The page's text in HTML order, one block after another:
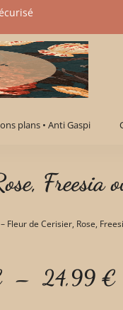
plans • Anti Gaspi
Freesia
Fleur de Cerisier, Rose,
– 24,99 €